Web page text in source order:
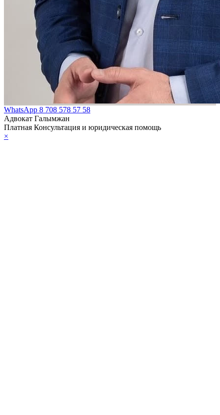
WhatsApp 8 708 578 57 58
Адвокат Галымжан
Платная Консультация и юридическая помощь
×